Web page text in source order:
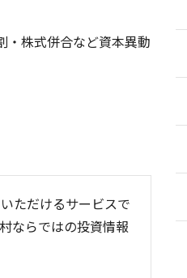
出来高(千)
出来高(千)
・株式併合など資本異動
ただけるサービスで
ならではの投資情報